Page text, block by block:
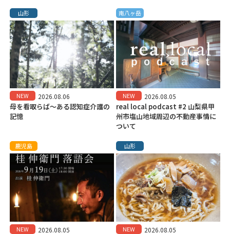
山形
NEW 2026.08.06
母を看取らば～ある認知症介護の
記憶
南八ヶ岳
NEW 2026.08.05
real local podcast #2 山梨県甲
州市塩山地域周辺の不動産事情に
ついて
鹿児島
NEW 2026.08.05
山形
NEW 2026.08.05